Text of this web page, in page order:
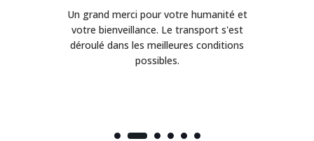
Un grand merci pour votre humanité et
votre bienveillance. Le transport s'est
déroulé dans les meilleures conditions
possibles.